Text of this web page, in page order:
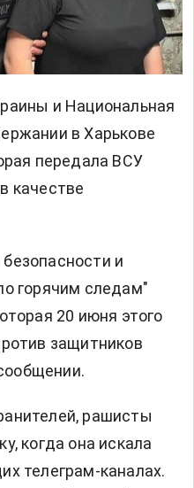
и Национальная
в Харькове
передала ВСУ
качестве
и
горячим следам"
20 июня этого
защитников
рашисты
когда она искала
телеграм-каналах.